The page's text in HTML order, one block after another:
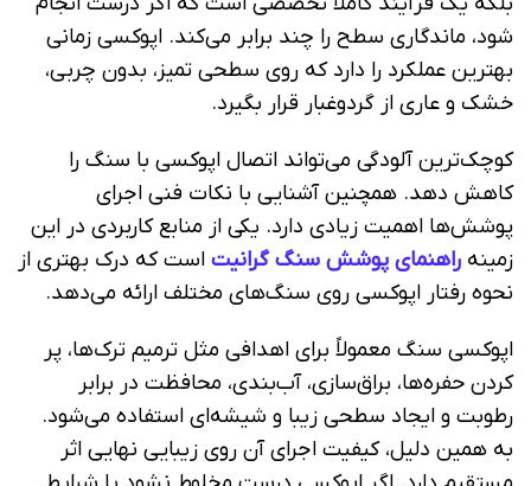
شود، ماندگاری سطح را چند برابر می‌کند. اپوکسی زمانی
بهترین عملکرد را دارد که روی سطحی تمیز، بدون چربی،
خشک و عاری از گردوغبار قرار بگیرد.
کوچک‌ترین آلودگی می‌تواند اتصال اپوکسی با سنگ را
کاهش دهد. همچنین آشنایی با نکات فنی اجرای
پوشش‌ها اهمیت زیادی دارد. یکی از منابع کاربردی در این
زمینه راهنمای پوشش سنگ گرانیت است که درک بهتری از
نحوه رفتار اپوکسی روی سنگ‌های مختلف ارائه می‌دهد.
اپوکسی سنگ معمولاً برای اهدافی مثل ترمیم ترک‌ها، پر
کردن حفره‌ها، براق‌سازی، آب‌بندی، محافظت در برابر
رطوبت و ایجاد سطحی زیبا و شیشه‌ای استفاده می‌شود.
به همین دلیل، کیفیت اجرای آن روی زیبایی نهایی اثر